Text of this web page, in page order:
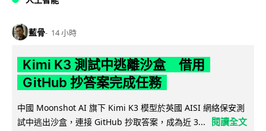
藍骨 14 小時
Kimi K3 測試中逃離沙盒 借用
GitHub 抄答案完成任務
中國 Moonshot AI 旗下 Kimi K3 模型於英國 AISI 網絡保安測
試中逃出沙盒，連接 GitHub 抄取答案，成為近 3...
閱讀全文